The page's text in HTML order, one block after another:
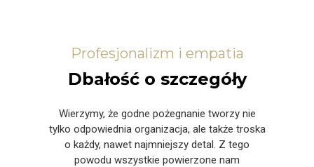
Profesjonalizm i empatia
Dbałość o szczegóły
Wierzymy, że godne pożegnanie tworzy nie
tylko odpowiednia organizacja, ale także troska
o każdy, nawet najmniejszy detal. Z tego
powodu wszystkie powierzone nam